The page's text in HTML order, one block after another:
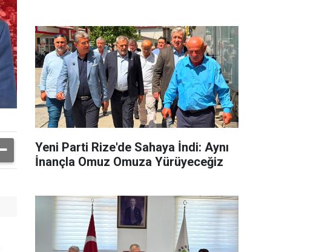
Yeni Parti Rize'de Sahaya İndi: Aynı
İnançla Omuz Omuza Yürüyeceğiz